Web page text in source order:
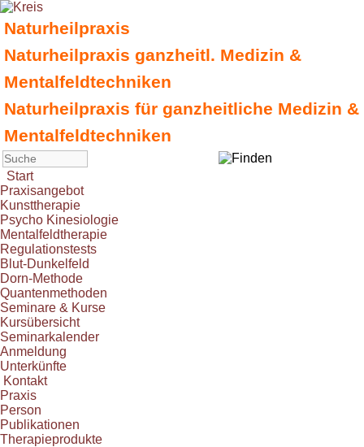
Naturheilpraxis
Naturheilpraxis ganzheitl. Medizin &
Mentalfeldtechniken
Naturheilpraxis für ganzheitliche Medizin &
Mentalfeldtechniken
Start
Praxisangebot
Kunsttherapie
Psycho Kinesiologie
Mentalfeldtherapie
Regulationstests
Blut-Dunkelfeld
Dorn-Methode
Quantenmethoden
Seminare & Kurse
Kursübersicht
Seminarkalender
Anmeldung
Unterkünfte
Kontakt
Praxis
Person
Publikationen
Therapieprodukte